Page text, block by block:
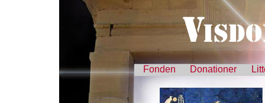
Fonden Donationer